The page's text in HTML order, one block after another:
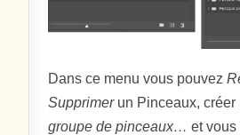
Dans ce menu vous pouvez
Supprimerun Pinceaux,
groupe de pinceaux… et vous